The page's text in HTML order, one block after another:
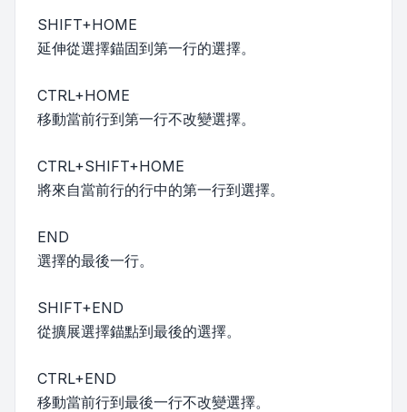
SHIFT+HOME
延伸從選擇錨固到第一行的選擇。
CTRL+HOME
移動當前行到第一行不改變選擇。
CTRL+SHIFT+HOME
將來自當前行的行中的第一行到選擇。
END
選擇的最後一行。
SHIFT+END
從擴展選擇錨點到最後的選擇。
CTRL+END
移動當前行到最後一行不改變選擇。